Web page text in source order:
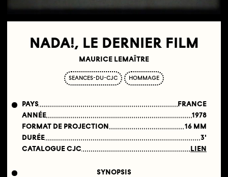
NADA!, LE DERNIER FILM
MAURICE LEMAÎTRE
SEANCES-DU-CJC HOMMAGE
PAYS
FRANCE
ANNÉE
1978
FORMAT DE PROJECTION
16 MM
DURÉE
3'
CATALOGUE CJC
LIEN
SYNOPSIS